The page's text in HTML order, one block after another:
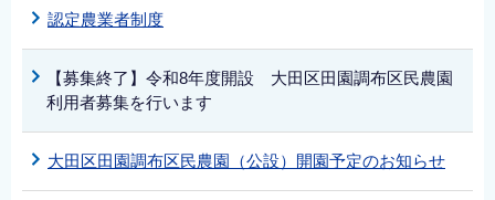
認定農業者制度
【募集終了】令和8年度開設 大田区田園調布区民農園
利用者募集を行います
大田区田園調布区民農園（公設）開園予定のお知らせ